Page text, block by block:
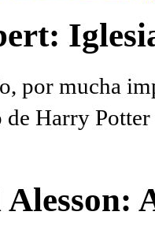
por mucha
de Harry